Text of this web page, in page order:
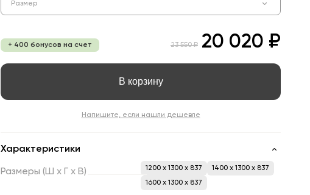
Размер
+ 400 бонусов на счет 23 550 ₽ 20 020 ₽
В корзину
Напишите, если нашли дешевле
Характеристики
Размеры (Ш х Г х В) 1200 x 1300 x 837
1400 x 1300 x 837
1600 x 1300 x 837